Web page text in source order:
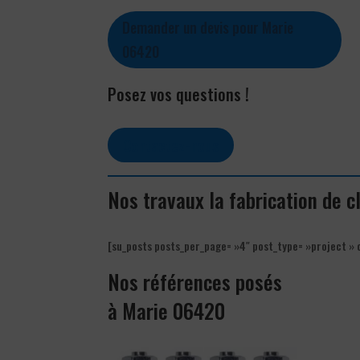
Posez vos questions !
Nos travaux la fabrication de
[su_posts posts_per_page= »4″ post_type= »project
Nos références posés
à Marie 06420